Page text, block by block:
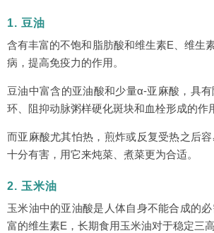
1. 豆油
含有丰富的不饱和脂肪酸和维生素E、维生
病，提高免疫力的作用。
豆油中富含的亚油酸和少量α-亚麻酸，具
环、阻抑动脉粥样硬化斑块和血栓形成的作
而亚麻酸尤其怕热，煎炸或反复受热之后
十分有害，用它来炖菜、煮菜更为合适。
2. 玉米油
玉米油中的亚油酸是人体自身不能合成的
富的维生素E，长期食用玉米油对于稳定三